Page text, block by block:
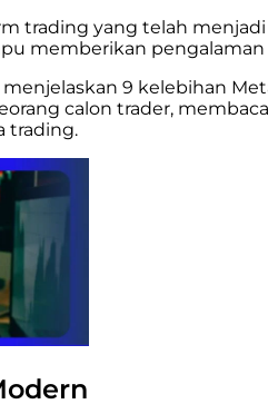
trading yang telah
memberikan
9 kelebihan
calon trader,
trading.